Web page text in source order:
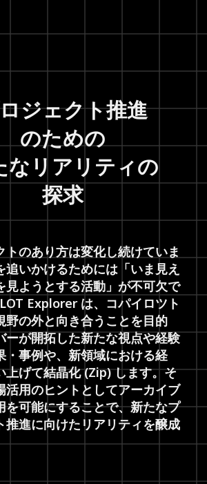
ジェクト推進
のための
な リアリティの
探求
トのあり方は変化し続けていま
追いかけるためには「いま見え
見ようとする活動」が不可欠で
Explorer は、コパイロツト
野の外と向き合うことを目的
ーが開拓した新たな視点や経験
・事例や、新領域における経
上げて結晶化 (Zip) します。そ
活用のヒントとしてアーカイブ
を可能にすることで、新たなプ
推進に向けたリアリティを醸成